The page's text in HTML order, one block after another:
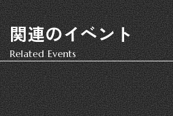
関連のイベント
Related Events